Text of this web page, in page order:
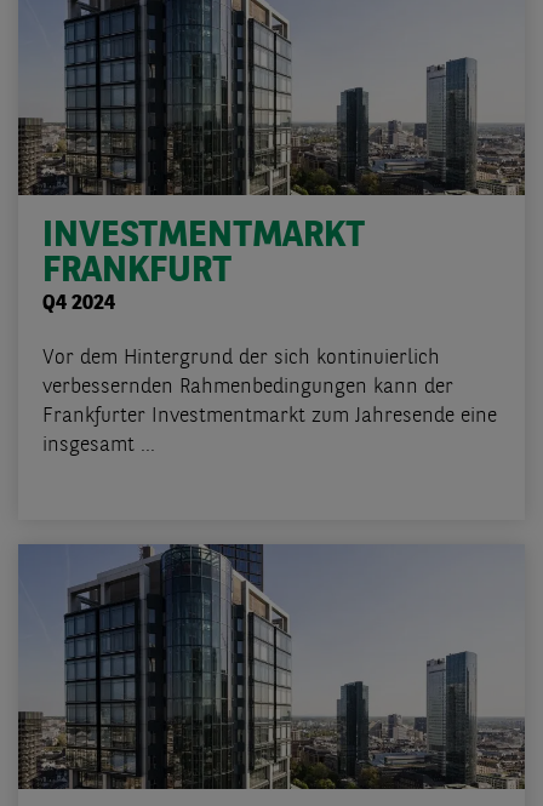
INVESTMENTMARKT
FRANKFURT
Q4 2024
Vor dem Hintergrund der sich kontinuierlich
verbessernden Rahmenbedingungen kann der
Frankfurter Investmentmarkt zum Jahresende eine
insgesamt ...